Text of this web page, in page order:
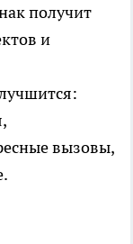
получит
и
вызовы,